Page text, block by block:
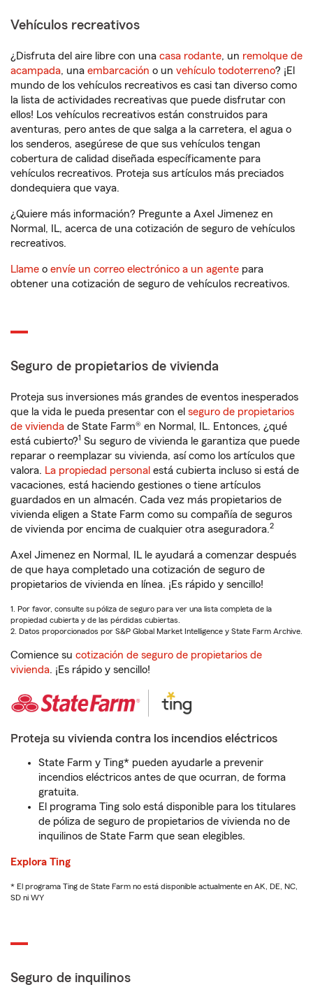
Vehículos recreativos
¿Disfruta del aire libre con una casa rodante, un remolque de
acampada, una embarcación o un vehículo todoterreno? ¡El
mundo de los vehículos recreativos es casi tan diverso como
la lista de actividades recreativas que puede disfrutar con
ellos! Los vehículos recreativos están construidos para
aventuras, pero antes de que salga a la carretera, el agua o
los senderos, asegúrese de que sus vehículos tengan
cobertura de calidad diseñada específicamente para
vehículos recreativos. Proteja sus artículos más preciados
dondequiera que vaya.
¿Quiere más información? Pregunte a Axel Jimenez en
Normal, IL, acerca de una cotización de seguro de vehículos
recreativos.
Llame o envíe un correo electrónico a un agente para
obtener una cotización de seguro de vehículos recreativos.
Seguro de propietarios de vivienda
Proteja sus inversiones más grandes de eventos inesperados
que la vida le pueda presentar con el seguro de propietarios
de vivienda de State Farm® en Normal, IL. Entonces, ¿qué
está cubierto?1 Su seguro de vivienda le garantiza que puede
reparar o reemplazar su vivienda, así como los artículos que
valora. La propiedad personal está cubierta incluso si está de
vacaciones, está haciendo gestiones o tiene artículos
guardados en un almacén. Cada vez más propietarios de
vivienda eligen a State Farm como su compañía de seguros
de vivienda por encima de cualquier otra aseguradora.2
Axel Jimenez en Normal, IL le ayudará a comenzar después
de que haya completado una cotización de seguro de
propietarios de vivienda en línea. ¡Es rápido y sencillo!
1. Por favor, consulte su póliza de seguro para ver una lista completa de la
propiedad cubierta y de las pérdidas cubiertas.
2. Datos proporcionados por S&P Global Market Intelligence y State Farm Archive.
Comience su cotización de seguro de propietarios de
vivienda. ¡Es rápido y sencillo!
Proteja su vivienda contra los incendios eléctricos
State Farm y Ting* pueden ayudarle a prevenir
incendios eléctricos antes de que ocurran, de forma
gratuita.
El programa Ting solo está disponible para los titulares
de póliza de seguro de propietarios de vivienda no de
inquilinos de State Farm que sean elegibles.
Explora Ting
* El programa Ting de State Farm no está disponible actualmente en AK, DE, NC,
SD ni WY
Seguro de inquilinos